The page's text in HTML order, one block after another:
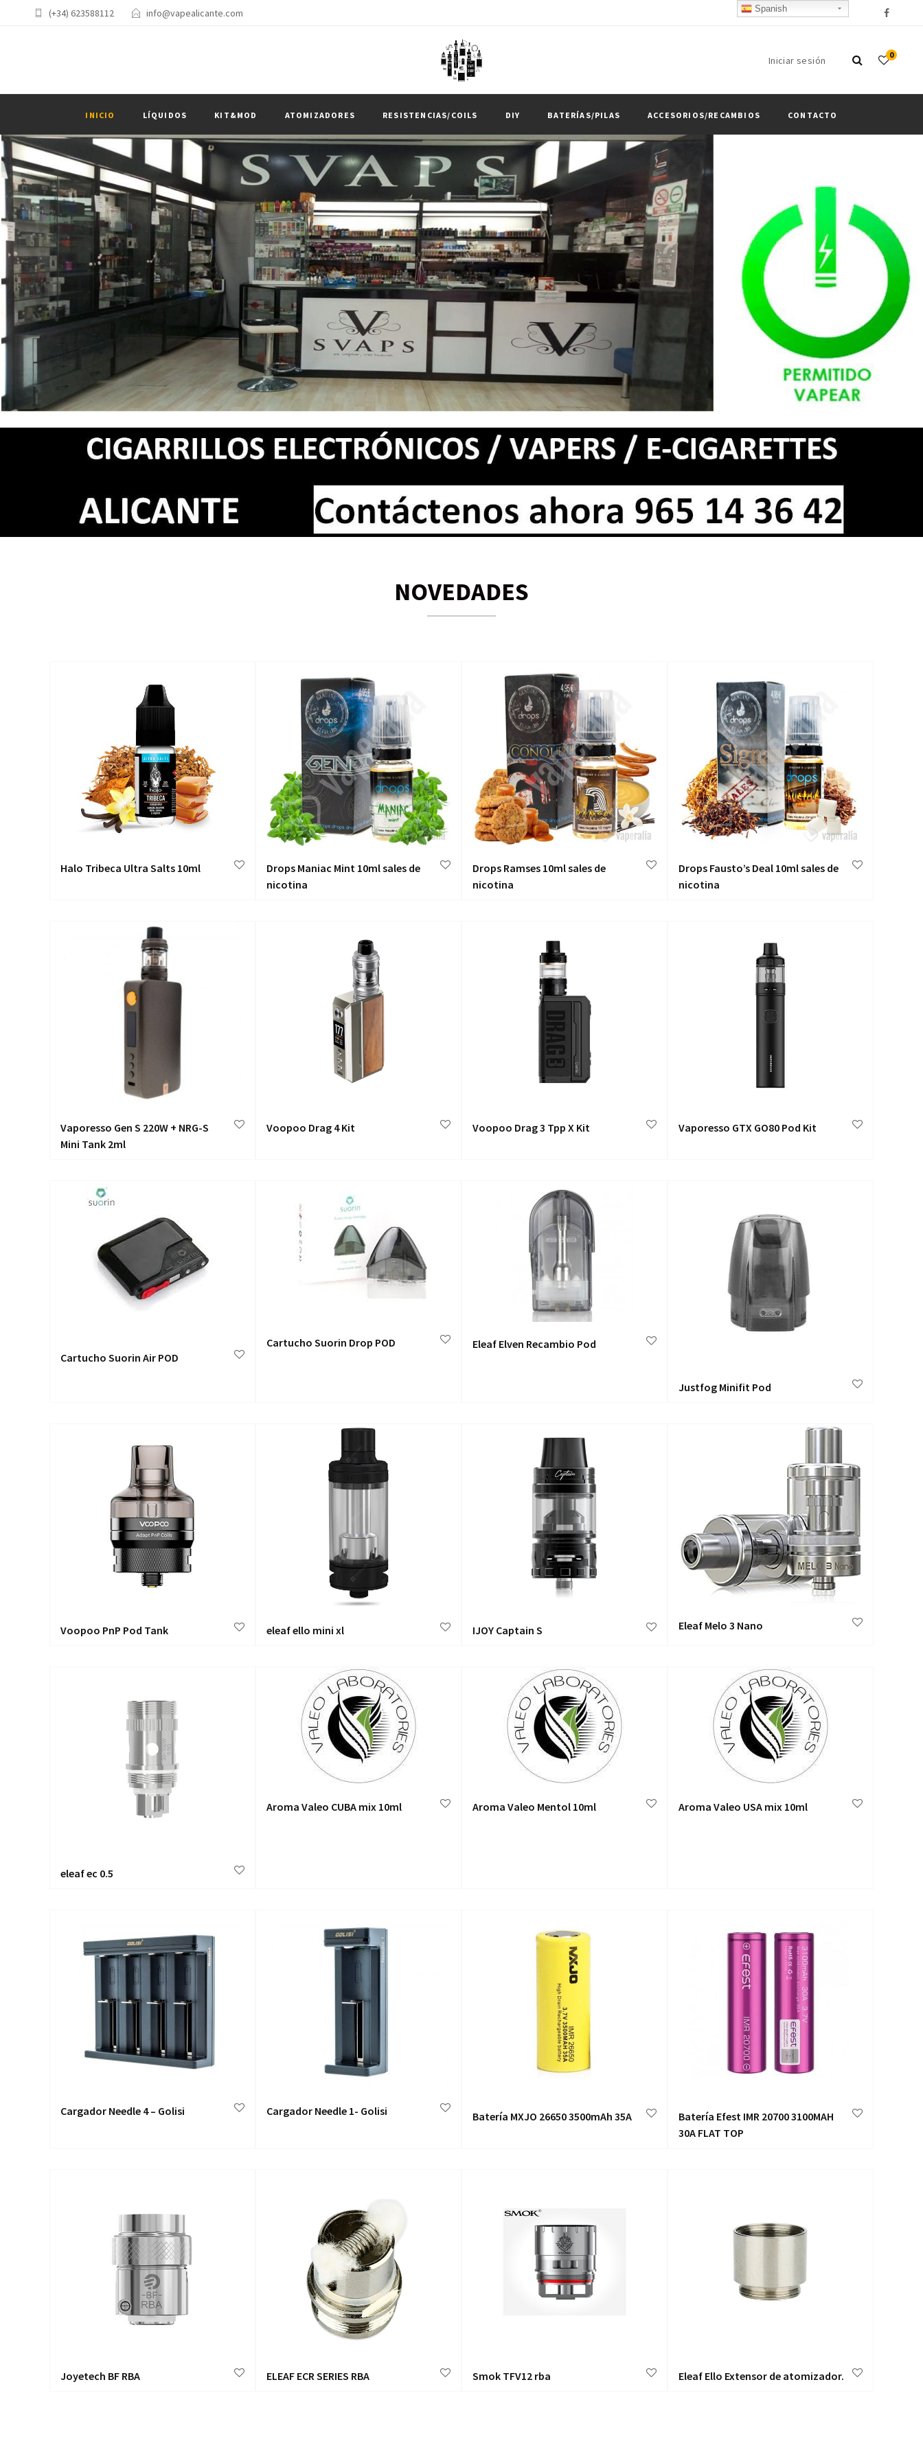
(+34) 623588112 info@vapealicante.com
Iniciar sesión 0
INICIO LÍQUIDOS KIT&MOD ATOMIZADORES RESISTENCIAS/COILS DIY BATERÍAS/PILAS ACCESORIOS/RECAMBIOS CONTACTO
NOVEDADES
Halo Tribeca Ultra Salts 10ml
Drops Maniac Mint 10ml sales de
nicotina
Drops Ramses 10ml sales de
nicotina
Drops Fausto’s Deal 10ml sales de
nicotina
Vaporesso Gen S 220W + NRG-S
Mini Tank 2ml
Voopoo Drag 4 Kit Voopoo Drag 3 Tpp X Kit Vaporesso GTX GO80 Pod Kit
Cartucho Suorin Air POD
Cartucho Suorin Drop POD Eleaf Elven Recambio Pod
Justfog Minifit Pod
Voopoo PnP Pod Tank eleaf ello mini xl IJOY Captain S Eleaf Melo 3 Nano
eleaf ec 0.5
Aroma Valeo CUBA mix 10ml Aroma Valeo Mentol 10ml Aroma Valeo USA mix 10ml
Cargador Needle 4 – Golisi Cargador Needle 1- Golisi Batería MXJO 26650 3500mAh 35A
Batería Efest IMR 20700 3100MAH
30A FLAT TOP
Joyetech BF RBA ELEAF ECR SERIES RBA Smok TFV12 rba Eleaf Ello Extensor de atomizador.
Spanish